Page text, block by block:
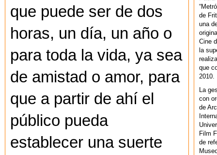
que puede ser de dos
horas, un día, un año o
para toda la vida, ya sea
de amistad o amor, para
que a partir de ahí el
público pueda
establecer una suerte
de
una
Cine
la
que
2010.
La
con
de
Film
de